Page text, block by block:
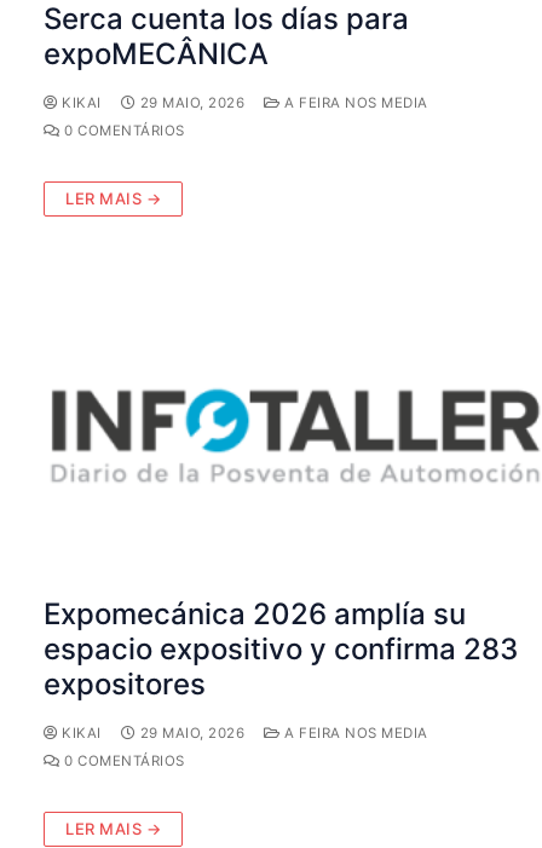
Serca cuenta los días para
expoMECÂNICA
KIKAI 29 MAIO, 2026
A FEIRA NOS MEDIA
0 COMENTÁRIOS
LER MAIS →
Expomecánica 2026 amplía su
espacio expositivo y confirma 283
expositores
KIKAI 29 MAIO, 2026
A FEIRA NOS MEDIA
0 COMENTÁRIOS
LER MAIS →